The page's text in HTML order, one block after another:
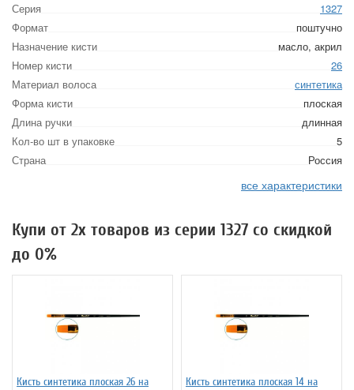
Серия
1327
Формат
поштучно
Назначение кисти
масло, акрил
Номер кисти
26
Материал волоса
синтетика
Форма кисти
плоская
Длина ручки
длинная
Кол-во шт в упаковке
5
Страна
Россия
все характеристики
Купи от 2х товаров из серии 1327 со скидкой
до 0%
Кисть синтетика плоская 26 на
Кисть синтетика плоская 14 на